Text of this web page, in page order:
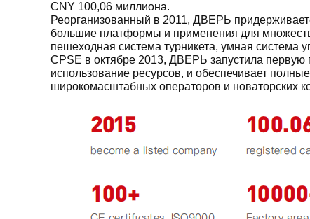
CNY 100,06 миллиона.
Реорганизованный в 2011, ДВЕРЬ
большие платформы и применения для
пешеходная система турникета, умная система
CPSE в октябре 2013, ДВЕРЬ запустила
использование ресурсов, и обеспечивает
широкомасштабных операторов и новаторских